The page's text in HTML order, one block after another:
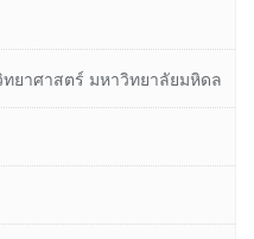
ยาศาสตร์ มหาวิทยาลัยมหิดล